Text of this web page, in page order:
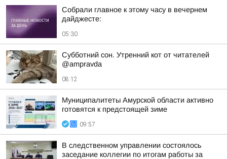
Собрали главное к этому часу в вечернем
дайджесте:
05:30
Субботний сон. Утренний кот от читателей
@ampravda
08:12
Муниципалитеты Амурской области активно
готовятся к предстоящей зиме
09:57
В следственном управлении состоялось
заседание коллегии по итогам работы за